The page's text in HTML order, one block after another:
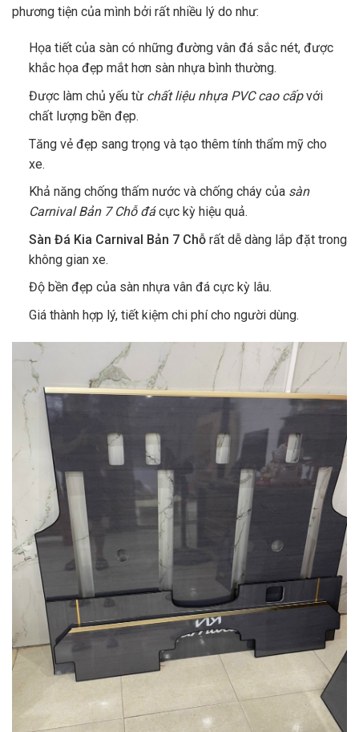
phương tiện của mình bởi rất nhiều lý do như:
Họa tiết của sàn có những đường vân đá sắc nét, được
khắc họa đẹp mắt hơn sàn nhựa bình thường.
Được làm chủ yếu từ chất liệu nhựa PVC cao cấpvới
chất lượng bền đẹp.
Tăng vẻ đẹp sang trọng và tạo thêm tính thẩm mỹ cho
xe.
Khả năng chống thấm nước và chống cháy của sàn
Carnival Bản 7 Chỗ đácực kỳ hiệu quả.
Sàn Đá Kia Carnival Bản 7 Chỗ rất dễ dàng lắp đặt trong
không gian xe.
Độ bền đẹp của sàn nhựa vân đá cực kỳ lâu.
Giá thành hợp lý, tiết kiệm chi phí cho người dùng.